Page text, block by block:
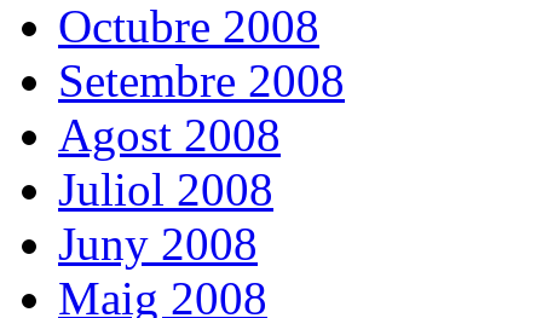
Octubre 2008
Setembre 2008
Agost 2008
Juliol 2008
Juny 2008
Maig 2008